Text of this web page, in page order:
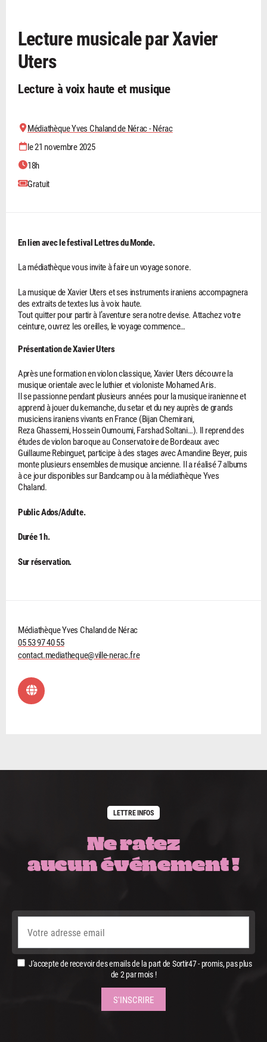
Lecture musicale par Xavier
Uters
Lecture à voix haute et musique
Médiathèque Yves Chaland de Nérac - Nérac
le 21 novembre 2025
18h
Gratuit
En lien avec le festival Lettres du Monde.
La médiathèque vous invite à faire un voyage sonore.
La musique de Xavier Uters et ses instruments iraniens accompagnera
des extraits de textes lus à voix haute.
Tout quitter pour partir à l’aventure sera notre devise. Attachez votre
ceinture, ouvrez les oreilles, le voyage commence…
Présentation de Xavier Uters
Après une formation en violon classique, Xavier Uters découvre la
musique orientale avec le luthier et violoniste Mohamed Aris.
Il se passionne pendant plusieurs années pour la musique iranienne et
apprend à jouer du kemanche, du setar et du ney auprès de grands
musiciens iraniens vivants en France (Bijan Chemirani,
Reza Ghassemi, Hossein Oumoumi, Farshad Soltani…). Il reprend des
études de violon baroque au Conservatoire de Bordeaux avec
Guillaume Rebinguet, participe à des stages avec Amandine Beyer, puis
monte plusieurs ensembles de musique ancienne. Il a réalisé 7 albums
à ce jour disponibles sur Bandcamp ou à la médiathèque Yves
Chaland.
Public Ados/Adulte.
Durée 1h.
Sur réservation.
Médiathèque Yves Chaland de Nérac
05 53 97 40 55
contact.mediatheque@ville-nerac.fre
LETTRE INFOS
Ne ratez
aucun événement !
J'accepte de recevoir des emails de la part de Sortir47 - promis, pas plus
de 2 par mois !